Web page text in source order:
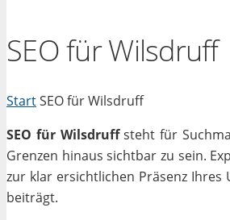
SEO für Wilsdruff
StartSEO für Wilsdruff
SEO für Wilsdruffsteht für
Grenzen hinaus sichtbar zu sein.
zur klar ersichtlichen Präsenz
beiträgt.